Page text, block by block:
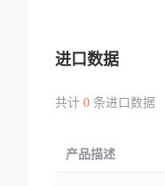
进口数据
共计 0条进口数据
产品描述